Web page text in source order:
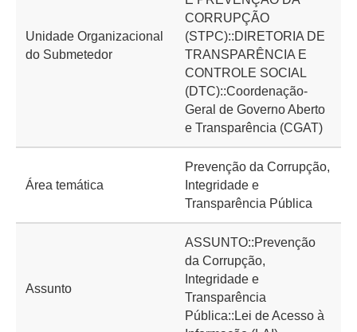
Unidade Organizacional
do Submetedor
CORRUPÇÃO
(STPC)::DIRETORIA DE
TRANSPARÊNCIA E
CONTROLE SOCIAL
(DTC)::Coordenação-
Geral de Governo Aberto
e Transparência (CGAT)
Área temática
Prevenção da Corrupção,
Integridade e
Transparência Pública
Assunto
ASSUNTO::Prevenção
da Corrupção,
Integridade e
Transparência
Pública::Lei de Acesso à